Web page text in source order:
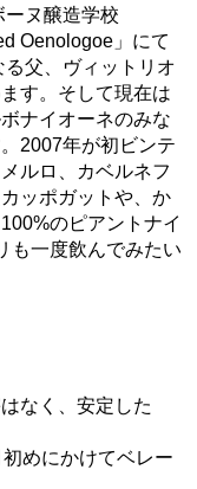
ーヌ醸造学校
Oenologoe」にて
父、ヴィットリオ
す。そして現在は
ナイオーネのみな
2007年が初ビンテ
ルロ、カベルネフ
ッポガットや、か
のピアントナイ
も一度飲んでみたい
なく、安定した
めにかけてベレー